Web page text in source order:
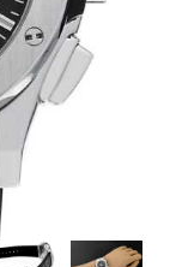
カルティエ